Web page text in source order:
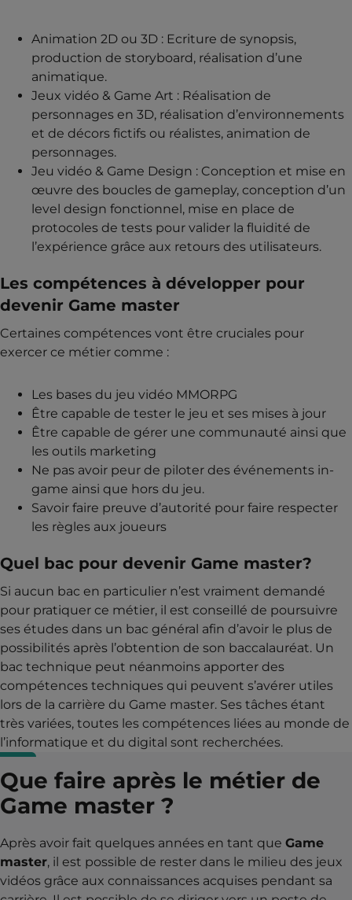
Animation 2D ou 3D : Ecriture de synopsis,
production de storyboard, réalisation d’une
animatique.
Jeux vidéo & Game Art : Réalisation de
personnages en 3D, réalisation d’environnements
et de décors fictifs ou réalistes, animation de
personnages.
Jeu vidéo & Game Design : Conception et mise en
œuvre des boucles de gameplay, conception d’un
level design fonctionnel, mise en place de
protocoles de tests pour valider la fluidité de
l’expérience grâce aux retours des utilisateurs.
Les compétences à développer pour
devenir Game master
Certaines compétences vont être cruciales pour
exercer ce métier comme :
Les bases du jeu vidéo MMORPG
Être capable de tester le jeu et ses mises à jour
Être capable de gérer une communauté ainsi que
les outils marketing
Ne pas avoir peur de piloter des événements in-
game ainsi que hors du jeu.
Savoir faire preuve d’autorité pour faire respecter
les règles aux joueurs
Quel bac pour devenir Game master?
Si aucun bac en particulier n’est vraiment demandé
pour pratiquer ce métier, il est conseillé de poursuivre
ses études dans un bac général afin d’avoir le plus de
possibilités après l’obtention de son baccalauréat. Un
bac technique peut néanmoins apporter des
compétences techniques qui peuvent s’avérer utiles
lors de la carrière du Game master. Ses tâches étant
très variées, toutes les compétences liées au monde de
l’informatique et du digital sont recherchées.
Que faire après le métier de
Game master ?
Après avoir fait quelques années en tant que Game
master, il est possible de rester dans le milieu des jeux
vidéos grâce aux connaissances acquises pendant sa